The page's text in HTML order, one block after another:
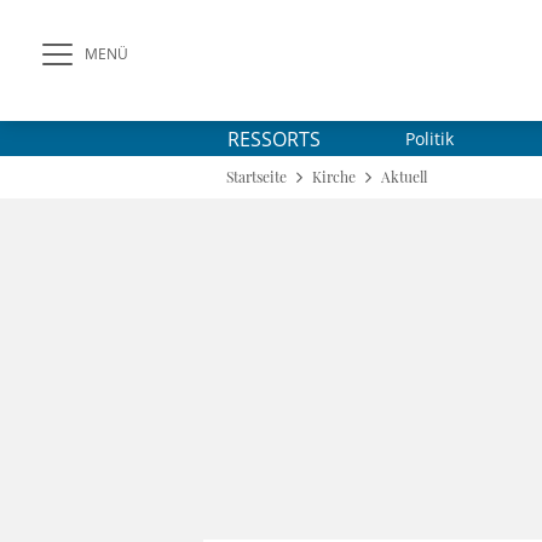
MENÜ
RESSORTS Politik
Startseite Kirche Aktuell